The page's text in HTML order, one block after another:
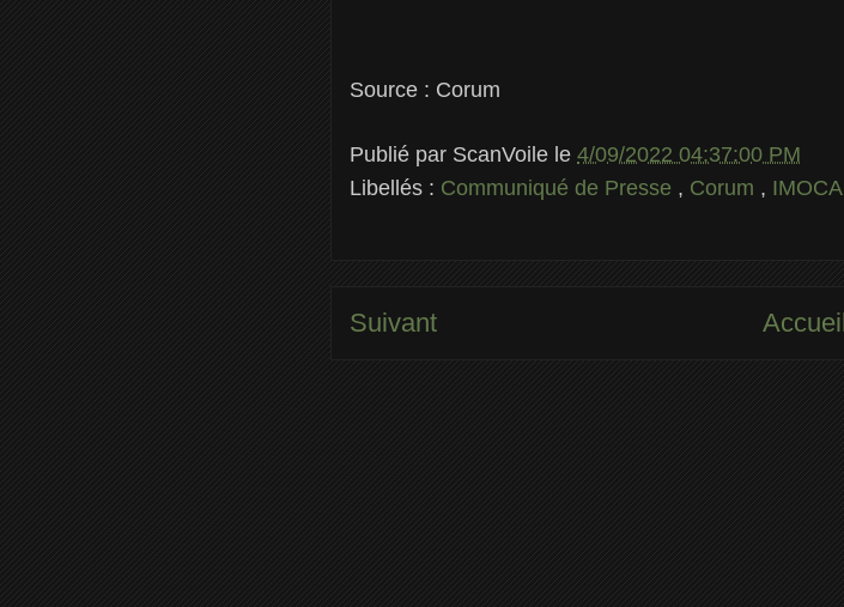
Source : Corum
Publié par ScanVoile le 4/09/2022 04:37:00 PM
Libellés : Communiqué de Presse , Corum , IMOCA
Suivant Accueil